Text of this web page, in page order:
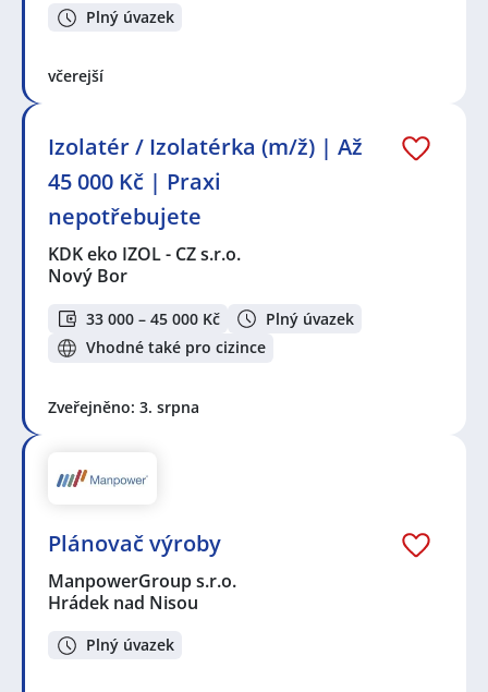
Plný úvazek
včerejší
Izolatér / Izolatérka (m/ž) | Až
45 000 Kč | Praxi
nepotřebujete
KDK eko IZOL - CZ s.r.o.
Nový Bor
33 000 – 45 000 Kč
Plný úvazek
Vhodné také pro cizince
Zveřejněno: 3. srpna
Plánovač výroby
ManpowerGroup s.r.o.
Hrádek nad Nisou
Plný úvazek